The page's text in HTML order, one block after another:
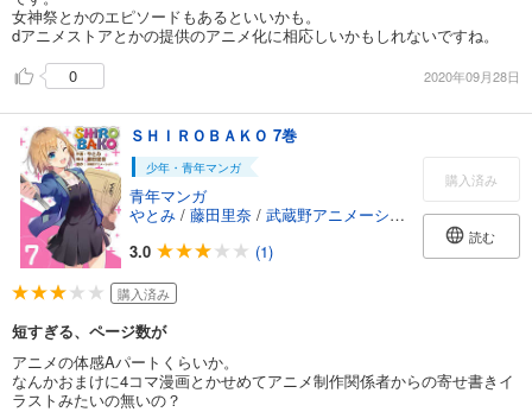
女神祭とかのエピソードもあるといいかも。
dアニメストアとかの提供のアニメ化に相応しいかもしれないですね。
0
2020年09月28日
ＳＨＩＲＯＢＡＫＯ 7巻
少年・青年マンガ
青年マンガ
やとみ / 藤田里奈 / 武蔵野アニメーション
3.0
(1)
購入済み
読む
購入済み
短すぎる、ページ数が
アニメの体感Aパートくらいか。
なんかおまけに4コマ漫画とかせめてアニメ制作関係者からの寄せ書きイ
ラストみたいの無いの？